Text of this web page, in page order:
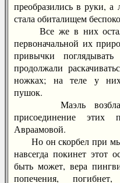
преобразились в руки,
стала обиталищем
Все же в них
первоначальной их
привычки
продолжали
ножках; на теле у них
пушок.
Маэль
присоединение этих
Авраамовой.
Но он скорбел при
навсегда покинет этот
быть может, вера
попечения,